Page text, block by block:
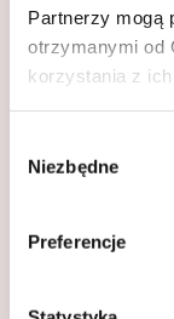
Partnerzy mogą
otrzymanymi od
korzystania z ich
zgody
Niezbędne
Preferencje
Skorzystaj z fit
Udostępnij